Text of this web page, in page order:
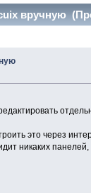
вручную
это через
никаких